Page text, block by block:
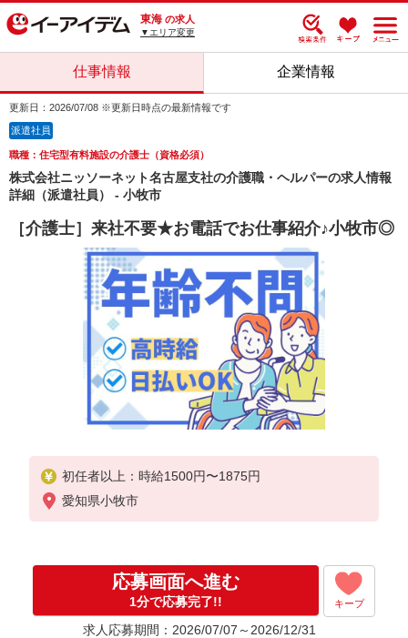
東海 の求人
▼エリア変更
仕事情報 企業情報
更新日：2026/07/08 ※更新日時点の最新情報です
派遣社員
職種：住宅型有料施設の介護士（資格必須）
株式会社ニッソーネット名古屋支社の介護職・ヘルパーの求人情報
詳細（派遣社員） - 小牧市
［介護士］来社不要★お電話でお仕事紹介♪小牧市◎
初任者以上：時給1500円〜1875円
愛知県小牧市
応募画面へ進む
1分で応募完了!! キープ
求人応募期間：2026/07/07～2026/12/31